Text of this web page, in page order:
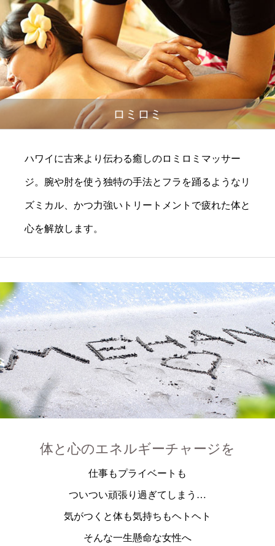
ロミロミ
ハワイに古来より伝わる癒しのロミロミマッサー
ジ。腕や肘を使う独特の手法とフラを踊るようなリ
ズミカル、かつ力強いトリートメントで疲れた体と
心を解放します。
体と心のエネルギーチャージを
仕事もプライベートも
ついつい頑張り過ぎてしまう…
気がつくと体も気持ちもヘトヘト
そんな一生懸命な女性へ